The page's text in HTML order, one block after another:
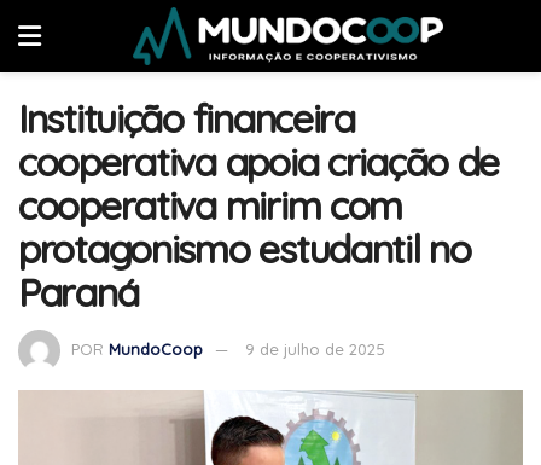
Instituição financeira
cooperativa apoia criação de
cooperativa mirim com
protagonismo estudantil no
Paraná
POR MundoCoop 9 de julho de 2025